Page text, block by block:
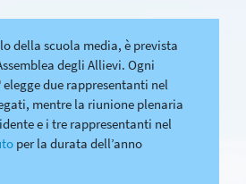
della scuola media, è prevista
degli Allievi. Ogni
elegge due rappresentanti nel
mentre la riunione plenaria
e i tre rappresentanti nel
per la durata dell’anno